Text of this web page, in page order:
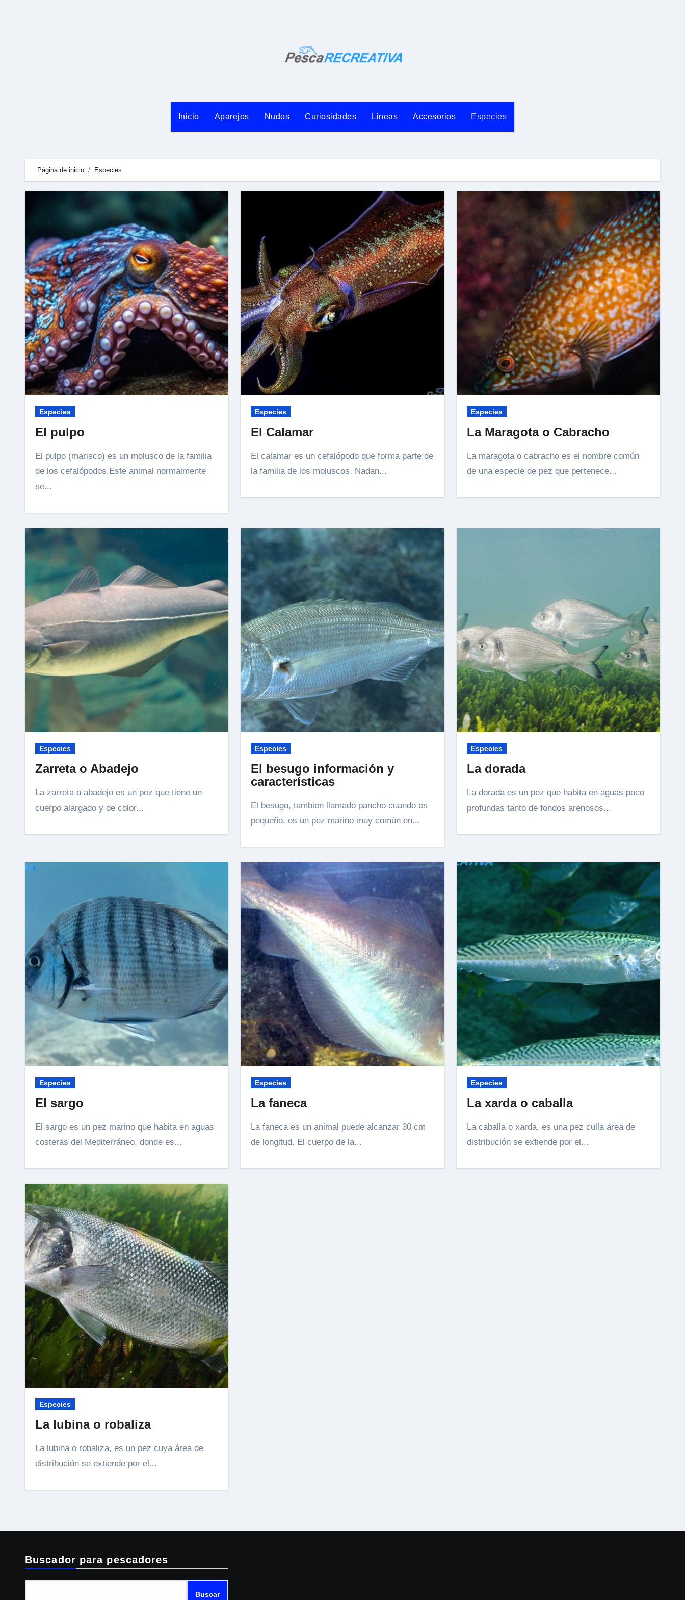
Inicio Aparejos Nudos Curiosidades Lineas Accesorios Especies
Página de inicio Especies
Especies
El pulpo
El pulpo (marisco) es un molusco de la familia
de los cefalópodos.Este animal normalmente
se...
Especies
El Calamar
El calamar es un cefalópodo que forma parte de
la familia de los moluscos. Nadan...
Especies
La Maragota o Cabracho
La maragota o cabracho es el nombre común
de una especie de pez que pertenece...
Especies
Zarreta o Abadejo
La zarreta o abadejo es un pez que tiene un
cuerpo alargado y de color...
Especies
El besugo información y
características
El besugo, tambien llamado pancho cuando es
pequeño, es un pez marino muy común en...
Especies
La dorada
La dorada es un pez que habita en aguas poco
profundas tanto de fondos arenosos...
Especies
El sargo
El sargo es un pez marino que habita en aguas
costeras del Mediterráneo, donde es...
Especies
La faneca
La faneca es un animal puede alcanzar 30 cm
de longitud. El cuerpo de la...
Especies
La xarda o caballa
La caballa o xarda, es una pez culla área de
distribución se extiende por el...
Especies
La lubina o robaliza
La lubina o robaliza, es un pez cuya área de
distribución se extiende por el...
Buscador para pescadores
Buscar